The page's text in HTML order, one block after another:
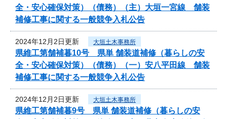
全・安心確保対策）（債務）（主）大垣一宮線 舗装
補修工事に関する一般競争入札公告
2024年12月2日更新 大垣土木事務所
県維工第舗補暮10号 県単 舗装道補修（暮らしの安
全・安心確保対策）（債務）（一）安八平田線 舗装
補修工事に関する一般競争入札公告
2024年12月2日更新 大垣土木事務所
県維工第舗補暮9号 県単 舗装道補修（暮らしの安